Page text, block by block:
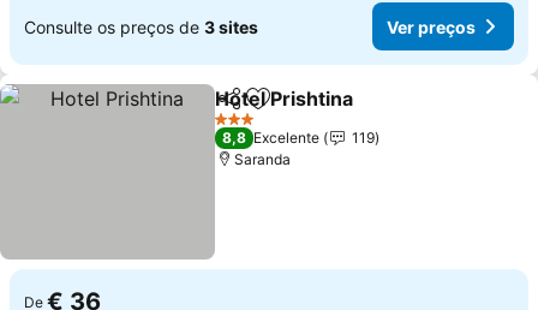
Consulte os preços de 3 sites Ver preços
PartilharAdicionar aos favoritos
Hotel Prishtina
3 Estrelas
8,8 Excelente
119
Saranda
De € 36